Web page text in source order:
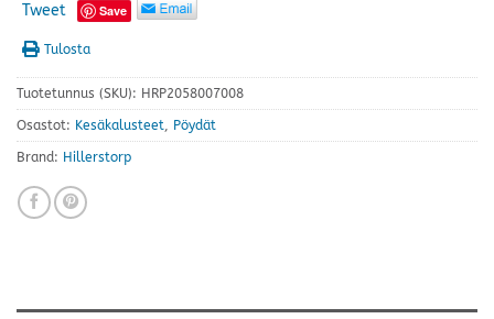
Tweet Save
Tulosta
Tuotetunnus (SKU): HRP2058007008
Osastot: Kesäkalusteet, Pöydät
Brand: Hillerstorp